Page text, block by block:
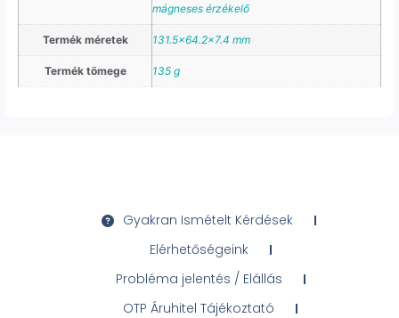
mágneses érzékelő
Termék méretek 131.5×64.2×7.4 mm
Termék tömege 135 g
Gyakran Ismételt Kérdések
Elérhetőségeink
Probléma jelentés / Elállás
OTP Áruhitel Tájékoztató